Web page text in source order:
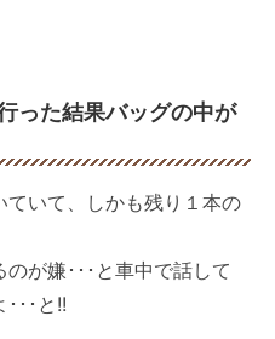
った結果バッグの中が
いて、しかも残り１本の
が嫌･･･と車中で話して
･･と!!